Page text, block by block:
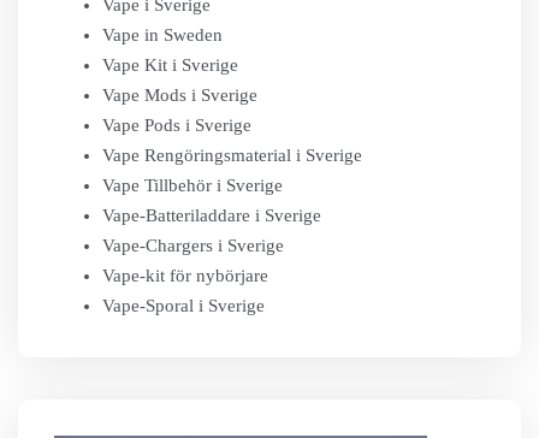
Vape i Sverige
Vape in Sweden
Vape Kit i Sverige
Vape Mods i Sverige
Vape Pods i Sverige
Vape Rengöringsmaterial i Sverige
Vape Tillbehör i Sverige
Vape-Batteriladdare i Sverige
Vape-Chargers i Sverige
Vape-kit för nybörjare
Vape-Sporal i Sverige